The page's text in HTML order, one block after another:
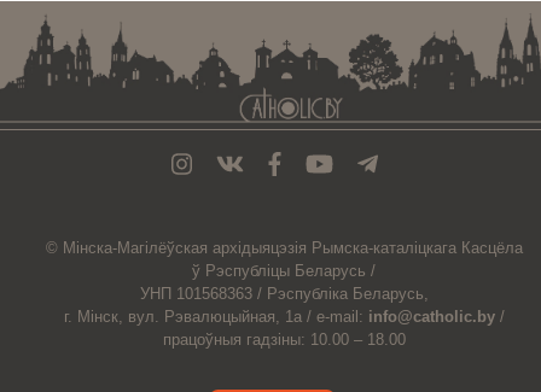
© Мiнска-Магiлёўская архiдыяцэзiя Рымска-каталіцкага Касцёла
ў Рэспубліцы Беларусь /
УНП 101568363 / Рэспубліка Беларусь,
г. Мінск, вул. Рэвалюцыйная, 1а / e-mail: info@catholic.by /
працоўныя гадзіны: 10.00 – 18.00